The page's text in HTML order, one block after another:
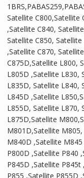
Satellite C800,Satellite
,Satellite C840,
Satellite C850,
,Satellite C870,
C875D,Satellite L800,
L805D ,Satellite L830,
L835D, Satellite L840,
L845D ,Satellite
L855D, Satellite L870,
L875D,Satellite
M801D,Satellite
M840D ,Satellite
P800D ,Satellite P840
P845D ,Satellite
P855 ,Satellite P855D